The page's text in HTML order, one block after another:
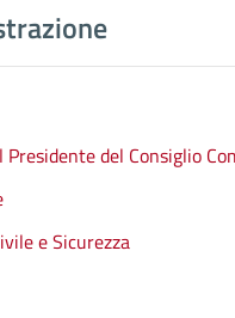
Presidente del Consiglio
e Sicurezza